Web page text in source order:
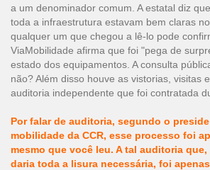
a um denominador comum. A estatal diz
toda a infraestrutura estavam bem claras
qualquer um que chegou a lê-lo pode
ViaMobilidade afirma que foi "pega de
estado dos equipamentos. A consulta
não? Além disso houve as vistorias, visitas
auditoria independente que foi contratada
Por falar de auditoria, segundo o
mobilidade da CCR, esse processo foi
mesmo que você leu. A tal auditoria
daria toda a lisura necessária, foi